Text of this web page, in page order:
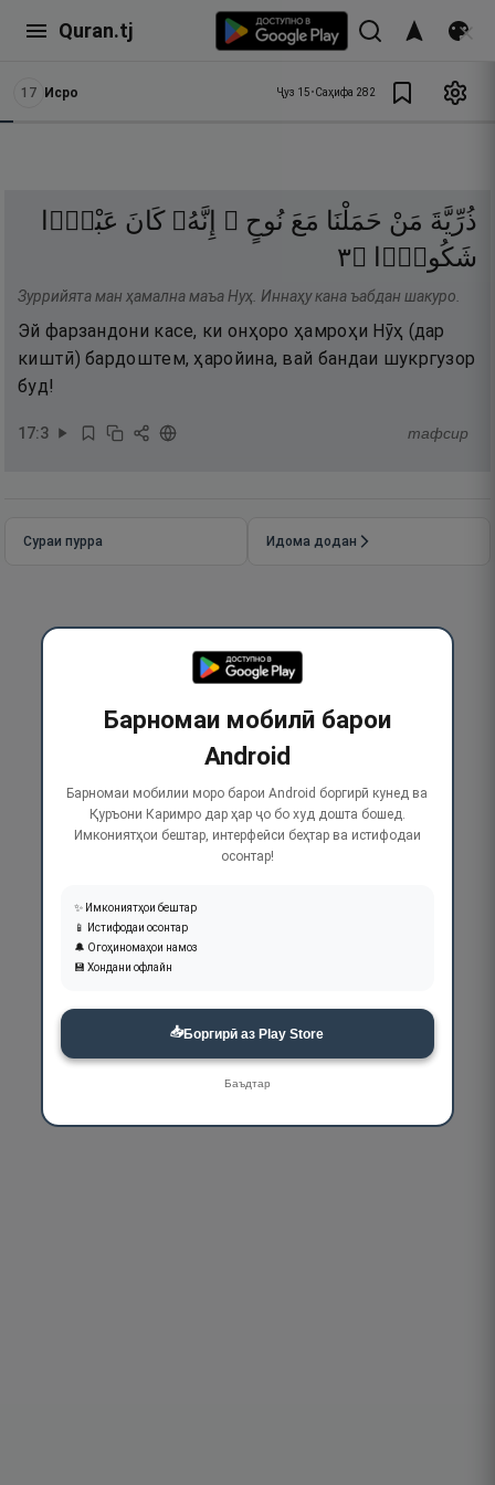
Quran.tj
17 Исро Ҷуз 15•Саҳифа 282
ذُرِّيَّةَ مَنْ حَمَلْنَا مَعَ نُوحٍ ۚ إِنَّهُۥ كَانَ عَبْدًۭا
شَكُورًۭا
۝٣
Зуррийята ман ҳамална маъа Нуҳ. Иннаҳу кана ъабдан шакуро.
Эй фарзандони касе, ки онҳоро ҳамроҳи Нӯҳ (дар
киштӣ) бардоштем, ҳаройина, вай бандаи шукргузор
буд!
17:3 тафсир
Сураи пурра Идома додан
Барномаи мобилӣ барои
Android
Барномаи мобилии моро барои Android боргирӣ кунед ва
Қуръони Каримро дар ҳар ҷо бо худ дошта бошед.
Имкониятҳои бештар, интерфейси беҳтар ва истифодаи
осонтар!
✨ Имкониятҳои бештар
📱 Истифодаи осонтар
🔔 Огоҳиномаҳои намоз
💾 Хондани офлайн
📥Боргирӣ аз Play Store
Баъдтар